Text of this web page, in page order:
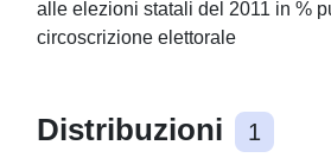
alle elezioni statali del 2011 in %
circoscrizione elettorale
Distribuzioni 1